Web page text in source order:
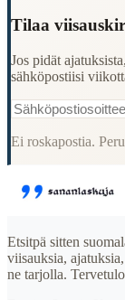
Tilaa
Jos pidät
sähköpostiisi
Ei roskapostia.
Etsitpä sitten
viisauksia,
ne tarjolla.